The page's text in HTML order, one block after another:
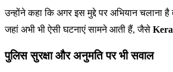
उन्होंने कहा कि अगर इस मुद्दे पर अभियान चलाना है
जहां अभी भी ऐसी घटनाएं सामने आती हैं, जैसे
पुलिस सुरक्षा और अनुमति पर भी सवाल